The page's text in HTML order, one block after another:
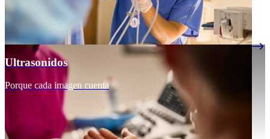
Ultrasonidos
Porque cada imagen cuenta